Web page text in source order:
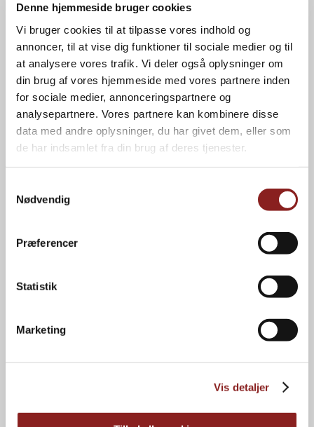
Denne hjemmeside bruger cookies
Vi bruger cookies til at tilpasse vores indhold og
annoncer, til at vise dig funktioner til sociale medier og til
at analysere vores trafik. Vi deler også oplysninger om
din brug af vores hjemmeside med vores partnere inden
for sociale medier, annonceringspartnere og
analysepartnere. Vores partnere kan kombinere disse
data med andre oplysninger, du har givet dem, eller som
de har indsamlet fra din brug af deres tjenester.
Nødvendig
Præferencer
Statistik
Marketing
Vis detaljer
Herredsvej 30 A
DK-7100 Vejle
CVR-nr.: 54664028
+45 75 71 18 00
NAVIGATION
Forbrugere
Professionelle
Brands
Kvalitet
Om os
INFORMATION
Cookiepolitik
Kataloger